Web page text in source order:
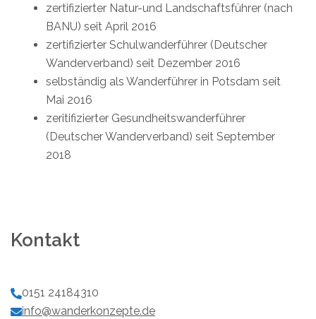
zertifizierter Natur-und Landschaftsführer (nach
BANU) seit April 2016
zertifizierter Schulwanderführer (Deutscher
Wanderverband) seit Dezember 2016
selbständig als Wanderführer in Potsdam seit
Mai 2016
zeritifizierter Gesundheitswanderführer
(Deutscher Wanderverband) seit September
2018
Kontakt
0151 24184310
info@wanderkonzepte.de